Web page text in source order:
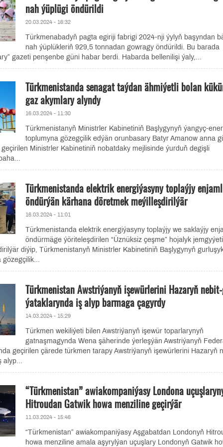
nah ýüplügi öndürildi
20.03.2024 - 16:32
Türkmenabadyň pagta egiriji fabrigi 2024-nji ýylyň başyndan
nah ýüplükleriň 929,5 tonnadan gowragy öndürildi. Bu barada
gazeti penşenbe güni habar berdi. Habarda bellenilişi ýaly,...
Türkmenistanda senagat taýdan ähmiýetli bolan
gaz akymlary alyndy
16.03.2024 - 11:30
Türkmenistanyň Ministrler Kabinetiniň Başlygynyň ýangyç-
toplumyna gözegçilik edýän orunbasary Batyr Amanow anna
Ministrler Kabinetiniň nobatdaky mejlisinde ýurduň degişli
Türkmenistanda elektrik energiýasyny toplaýjy
öndürýän kärhana döretmek meýilleşdirilýär
16.03.2024 - 11:01
Türkmenistanda elektrik energiýasyny toplaýjy we saklaýjy
öndürmäge ýöriteleşdirilen “Üznüksiz çeşme” hojalyk
diýip, Türkmenistanyň Ministrler Kabinetiniň Başlygynyň
gözegçilik...
Türkmenistan Awstriýanyň işewürlerini Hazaryň
ýataklarynda iş alyp barmaga çagyrdy
14.03.2024 - 15:29
Türkmen wekiliýeti bilen Awstriýanyň işewür toparlarynyň
gatnaşmagynda Wena şäherinde ýerleşýän Awstriýanyň
geçirilen çärede türkmen tarapy Awstriýanyň işewürlerini Hazaryň
alyp...
“Türkmenistan” awiakompaniýasy Londona
Hitroudan Gatwik howa menziline geçirýär
11.03.2024 - 15:46
“Türkmenistan” awiakompaniýasy Aşgabatdan Londonyň
howa menziline amala aşyrylýan uçuşlary Londonyň Gatwik